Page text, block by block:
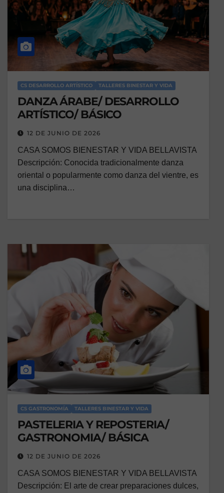
CS DESARROLLO ARTÍSTICO TALLERES BINESTAR Y VIDA
DANZA ÁRABE/ DESARROLLO
ARTÍSTICO/ BÁSICO
12 DE JUNIO DE 2026
CASA SOMOS BIENESTAR Y VIDA BELLAVISTA
Descripción: Conocida tradicionalmente danza
oriental o popularmente como danza del vientre, es
una disciplina…
CS GASTRONOMÍA TALLERES BINESTAR Y VIDA
PASTELERIA Y REPOSTERIA/
GASTRONOMIA/ BÁSICA
12 DE JUNIO DE 2026
CASA SOMOS BIENESTAR Y VIDA BELLAVISTA
Descripción: El arte de crear preparaciones dulces,